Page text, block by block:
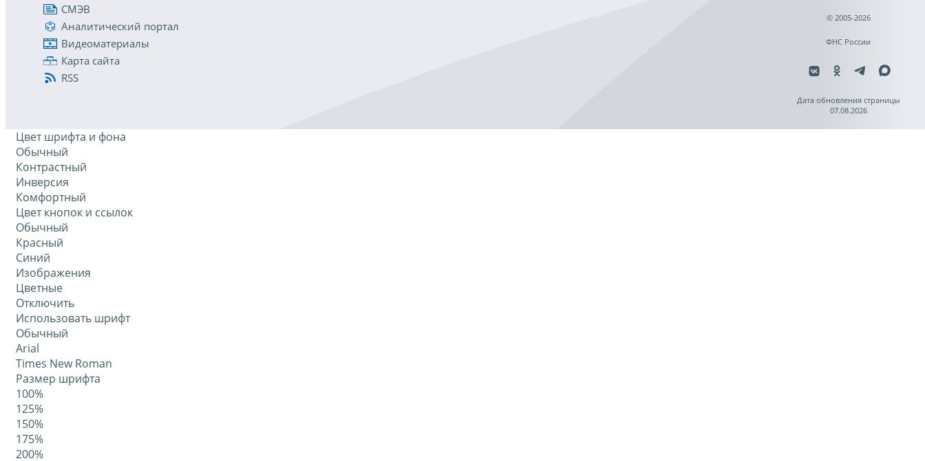
СМЭВ
Аналитический портал
Видеоматериалы
Карта сайта
RSS
© 2005-2026
ФНС России
Дата обновления страницы
07.08.2026
Цвет шрифта и фона
Обычный
Контрастный
Инверсия
Комфортный
Цвет кнопок и ссылок
Обычный
Красный
Синий
Изображения
Цветные
Отключить
Использовать шрифт
Обычный
Arial
Times New Roman
Размер шрифта
100%
125%
150%
175%
200%